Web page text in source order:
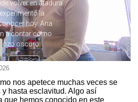
nos apetece muchas veces se
hasta esclavitud. Algo así
que hemos conocido en este